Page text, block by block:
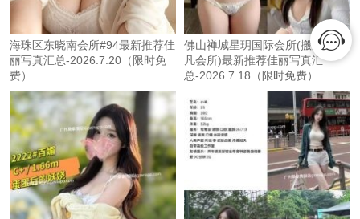
海珠区东晓南会所#94最新推荐佳
丽写真汇总-2026.7.20（限时免
费）
佛山禅城星玥国际会所(搬迁至非
凡会所)最新推荐佳丽写真汇
总-2026.7.18（限时免费）